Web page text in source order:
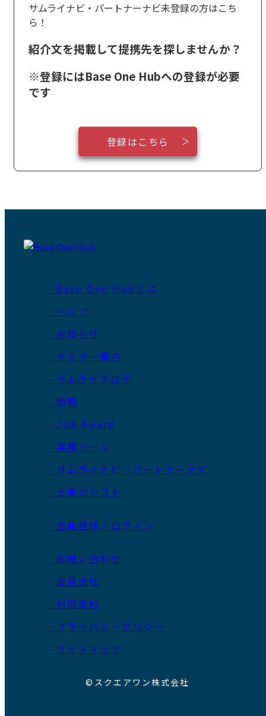
サムライナビ・パートナーナビ未登録の方はこち
ら！
紹介文を掲載して提携先を探しませんか？
※登録にはBase One Hubへの登録が必要
です
登録はこちら
- Base One Hubとは
- ヘルプ
- お知らせ
- セミナー案内
- サムライブログ
- 動画
- Job Board
- 実務ツール
- サムライナビ・パートナーナビ
- 士業のシゴト
- 会員登録・ログイン
- お問い合わせ
- 運営会社
- 利用規約
- プライバシーポリシー
- サイトマップ
©スクエアワン株式会社